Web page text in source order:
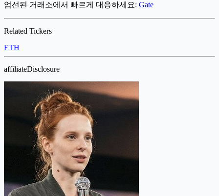
엄선된 거래소에서 빠르게 대응하세요: Gate
Related Tickers
ETH
affiliateDisclosure